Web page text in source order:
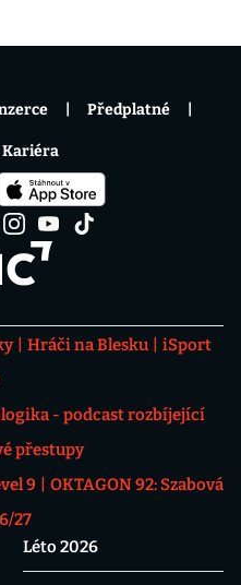
Hráči na Blesku
iSport
- podcast rozbíjející
přestupy
9
OKTAGON 92: Szabová
27
Léto 2026
Předplatné
Kariéra